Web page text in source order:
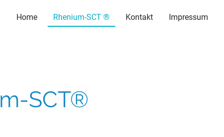
Home Rhenium-SCT ® Kontakt Impressum
SCT®